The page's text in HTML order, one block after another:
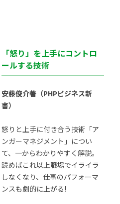
「怒り」を上手にコントロ
ールする技術
安藤俊介著（PHPビジネス新
書）
怒りと上手に付き合う技術「ア
ンガーマネジメント」につい
て、一からわかりやすく解説。
読めばこれ以上職場でイライラ
しなくなり、仕事のパフォーマ
ンスも劇的に上がる!